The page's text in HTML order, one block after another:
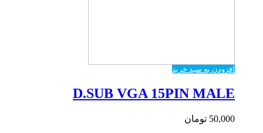
افزودن به سبد خرید
D.SUB VGA 15PIN MALE
50,000 تومان